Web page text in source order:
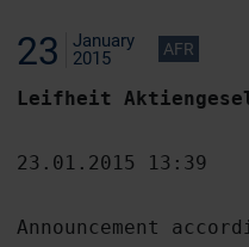
23
January
2015
AFR
Leifheit
23.01.2015 13:39
Announcement